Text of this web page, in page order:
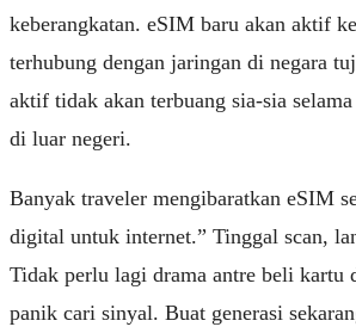
keberangkatan. eSIM baru akan aktif
terhubung dengan jaringan di negara
aktif tidak akan terbuang sia-sia
di luar negeri.
Banyak traveler mengibaratkan eSIM
digital untuk internet.” Tinggal scan,
Tidak perlu lagi drama antre beli kartu
panik cari sinyal. Buat generasi